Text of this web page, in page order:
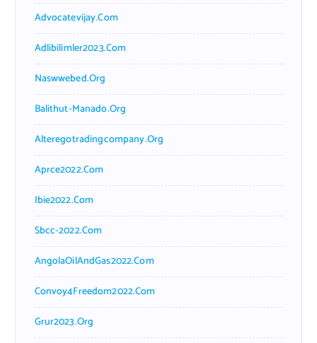
Advocatevijay.com
Adlibilimler2023.com
Naswwebed.org
Balithut-Manado.org
Alteregotradingcompany.org
Aprce2022.com
Ibie2022.com
Sbcc-2022.com
AngolaOilAndGas2022.com
Convoy4Freedom2022.com
Grur2023.org